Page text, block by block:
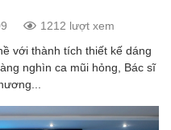
1212 lượt xem
với thành tích thiết kế dáng
nghìn ca mũi hỏng, Bác sĩ